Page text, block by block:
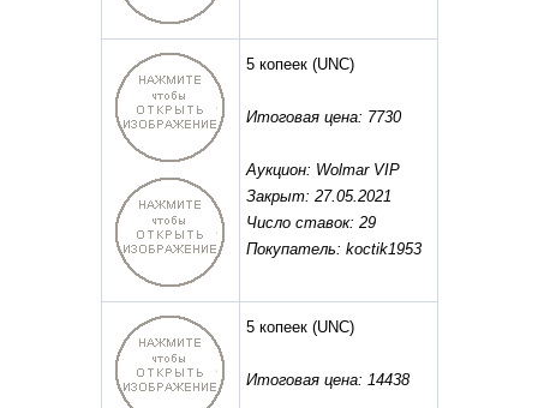
5 копеек(UNC)
Итоговая цена: 7730
Аукцион: Wolmar VIP
Закрыт: 27.05.2021
Число ставок: 29
Покупатель: koctik1953
5 копеек(UNC)
Итоговая цена: 14438